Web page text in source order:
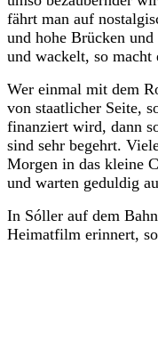
fährt man auf
und hohe Brücken
und wackelt, so macht
Wer einmal mit dem
von staatlicher Seite,
finanziert wird, dann
sind sehr begehrt.
Morgen in das kleine
und warten geduldig
In Sóller auf dem
Heimatfilm erinnert,